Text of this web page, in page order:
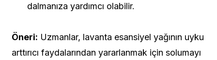
dalmanıza yardımcı olabilir.
Öneri: Uzmanlar, lavanta esansiyel yağının uyku
arttırıcı faydalarından yararlanmak için solumayı